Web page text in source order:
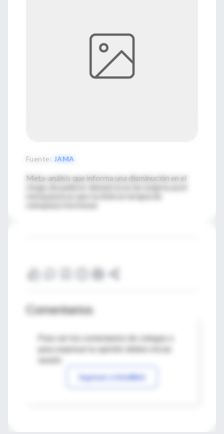
Fuente: JAMA
Meta-análsis que informa una disminución en el
Comentarios
Para ver los comentarios de colegas o
Ingresar a IntraMed